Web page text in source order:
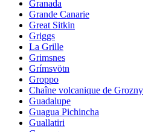
Granada
Grande Canarie
Great Sitkin
Griggs
La Grille
Grimsnes
Grímsvötn
Groppo
Chaîne volcanique de Grozny
Guadalupe
Guagua Pichincha
Guallatiri